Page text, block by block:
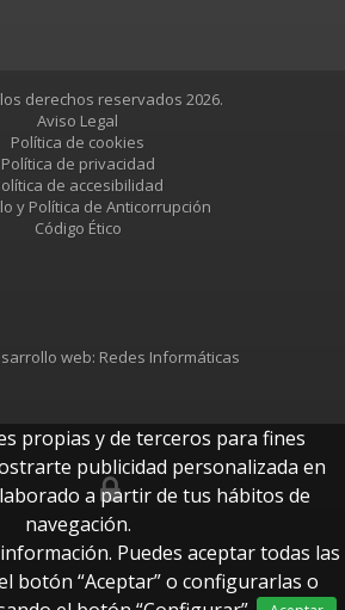
derechos reservados 2026.
Aviso Legal
Política de cookies
Política de privacidad
de accesibilidad
y Política de Anticorrupción
Código Ético
web: Redes Informáticas
btUpdate
propias y de terceros para fines
publicidad personalizada en
a partir de tus hábitos de
navegación.
Puedes aceptar todas las
botón “Aceptar” o configurarlas o